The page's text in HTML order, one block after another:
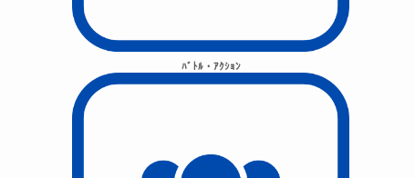
ﾊﾞﾄﾙ・ｱｸｼｮﾝ